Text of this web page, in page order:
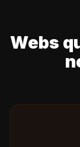
Webs